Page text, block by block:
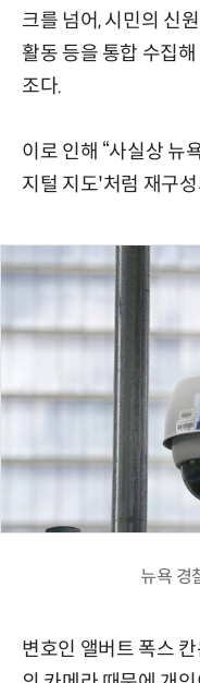
크를 넘어, 시민의 신
활동 등을 통합 수집
조다.
이로 인해 “사실상 뉴
지털 지도'처럼 재구
뉴욕 경
변호인 앨버트 폭스